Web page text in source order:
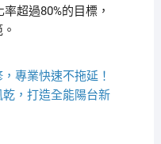
超過80%的目標，
專業快速不拖延！
，打造全能陽台新